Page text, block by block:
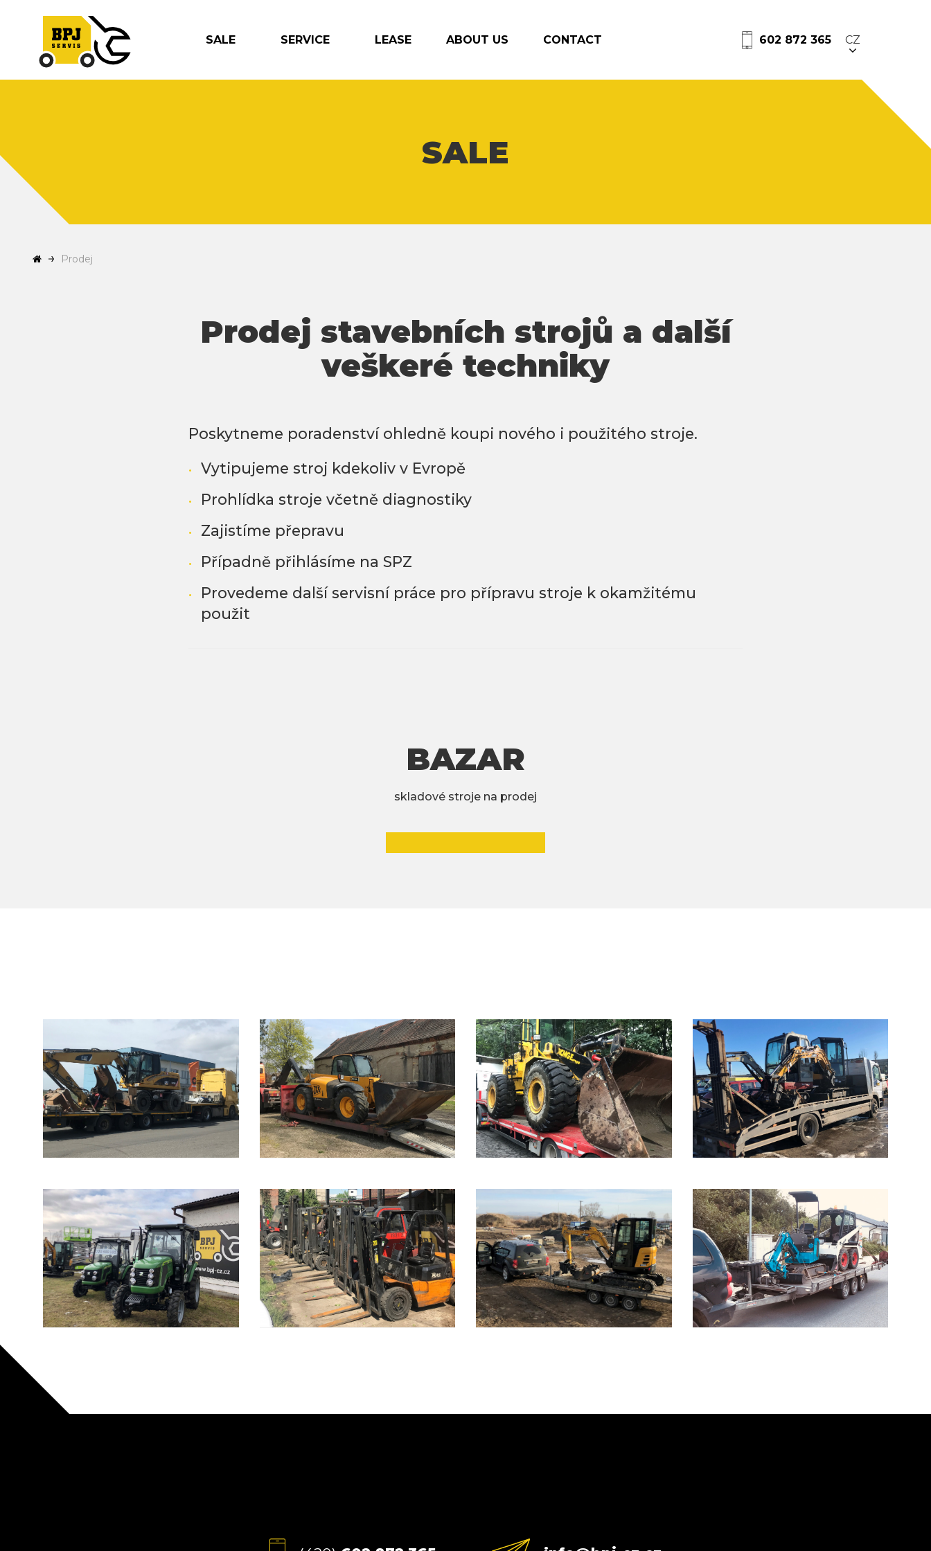
SALE SERVICE LEASE ABOUT US CONTACT 602 872 365 CZ
SALE
Prodej
Prodej stavebních strojů a další
veškeré techniky
Poskytneme poradenství ohledně koupi nového i použitého stroje.
Vytipujeme stroj kdekoliv v Evropě
Prohlídka stroje včetně diagnostiky
Zajistíme přepravu
Případně přihlásíme na SPZ
Provedeme další servisní práce pro přípravu stroje k okamžitému
použit
BAZAR
skladové stroje na prodej